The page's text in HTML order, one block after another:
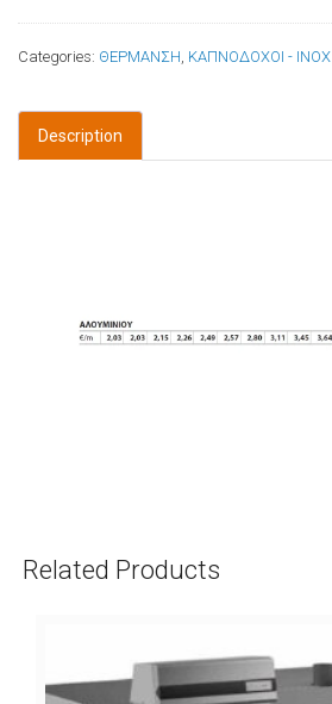
Categories: ΘΕΡΜΑΝΣΗ ΚΑΠΝΟΔΟΧΟΙ - INOX
Description
Related Products